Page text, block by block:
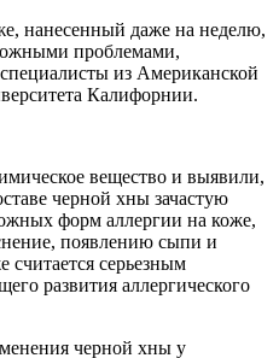
нанесенный даже на неделю,
проблемами,
из Американской
Калифорнии.
вещество и выявили,
черной хны зачастую
форм аллергии на коже,
появлению сыпи и
серьезным
развития аллергического
черной хны у